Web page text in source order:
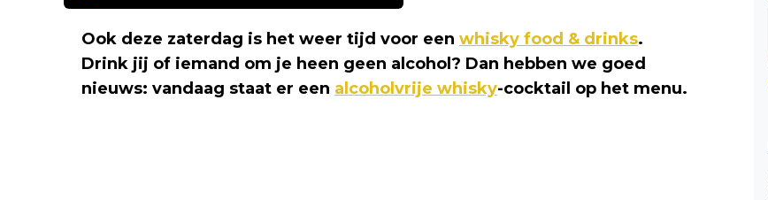
Ook deze zaterdag is het weer tijd voor een whisky food & drinks.
Drink jij of iemand om je heen geen alcohol? Dan hebben we goed
nieuws: vandaag staat er een alcoholvrije whisky-cocktail op het menu.